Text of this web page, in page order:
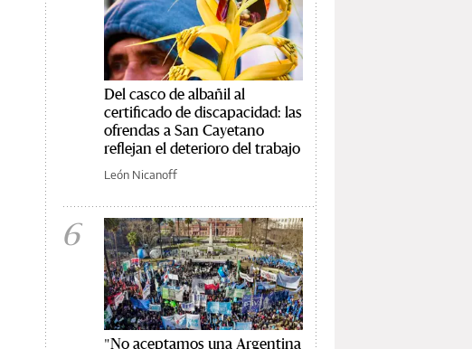
Del casco de albañil al
certificado de discapacidad: las
ofrendas a San Cayetano
reflejan el deterioro del trabajo
León Nicanoff
6
"No aceptamos una Argentina